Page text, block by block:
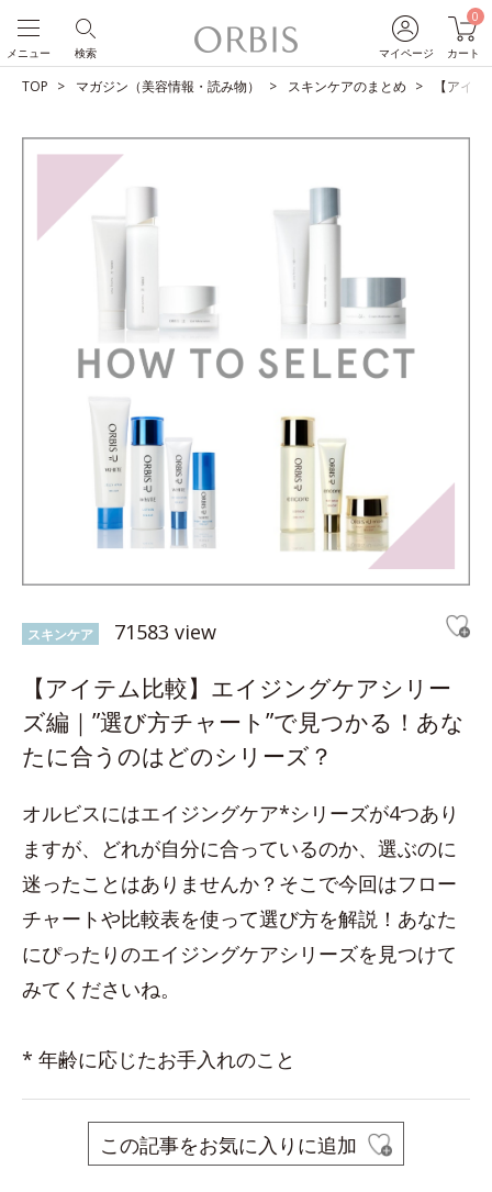
マイページ
0
カート
検索
メニュー
TOP マガジン（美容情報・読み物） スキンケアのまとめ 【アイ
スキンケア 71583 view
【アイテム比較】エイジングケアシリー
ズ編｜”選び方チャート”で見つかる！あな
たに合うのはどのシリーズ？
オルビスにはエイジングケア*シリーズが4つあり
ますが、どれが自分に合っているのか、選ぶのに
迷ったことはありませんか？そこで今回はフロー
チャートや比較表を使って選び方を解説！あなた
にぴったりのエイジングケアシリーズを見つけて
みてくださいね。
* 年齢に応じたお手入れのこと
この記事をお気に入りに追加